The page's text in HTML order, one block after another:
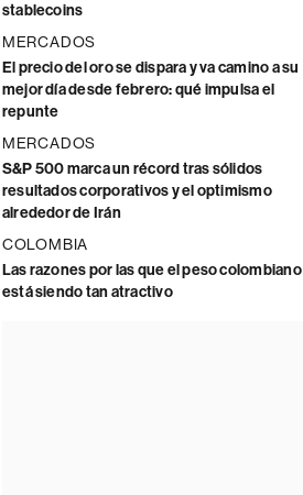
stablecoins
MERCADOS
El precio del oro se dispara y va camino a su
mejor día desde febrero: qué impulsa el
repunte
MERCADOS
S&P 500 marca un récord tras sólidos
resultados corporativos y el optimismo
alrededor de Irán
COLOMBIA
Las razones por las que el peso colombiano
está siendo tan atractivo